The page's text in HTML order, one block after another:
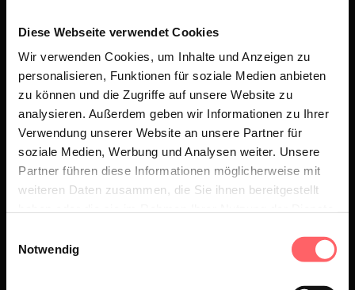
Diese Webseite verwendet Cookies
Wir verwenden Cookies, um Inhalte und Anzeigen zu
personalisieren, Funktionen für soziale Medien anbieten
zu können und die Zugriffe auf unsere Website zu
analysieren. Außerdem geben wir Informationen zu Ihrer
Verwendung unserer Website an unsere Partner für
soziale Medien, Werbung und Analysen weiter. Unsere
Partner führen diese Informationen möglicherweise mit
weiteren Daten zusammen, die Sie ihnen bereitgestellt
Notwendig
Unterhaltung. bei der es vor allem um
eines geht: Spaß und Charakter.
Insgesamt 12 Kandidaten
unterschiedlichester Gattung
kämpfen dabei um den begehrten
ALPEN ADONIS Titel. Nur einer kann
gewinnen. Es zählen Typ, Charme,
und natürlich Ausdruck, Herz und